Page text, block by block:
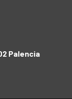
Palencia